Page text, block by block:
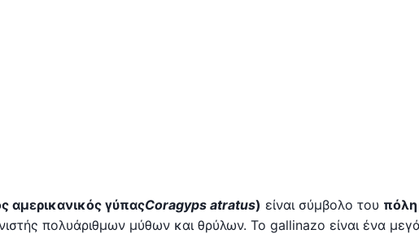
αμερικανικός γύπαςCoragyps atratus) είναι σύμβολο του πόλη
πολυάριθμων μύθων και θρύλων. Το gallinazo είναι ένα